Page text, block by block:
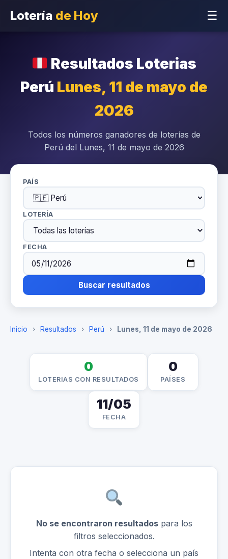
Lotería de Hoy ☰
Resultados Loterias
Perú Lunes, 11 de mayo de
2026
Todos los números ganadores de loterías de
Perú del Lunes, 11 de mayo de 2026
PAÍS
LOTERÍA
FECHA
Buscar resultados
Inicio › Resultados › Perú › Lunes, 11 de mayo de 2026
0
LOTERIAS CON RESULTADOS
0
PAÍSES
11/05
FECHA
No se encontraron resultadospara los
filtros seleccionados.
Intenta con otra fecha o selecciona un país